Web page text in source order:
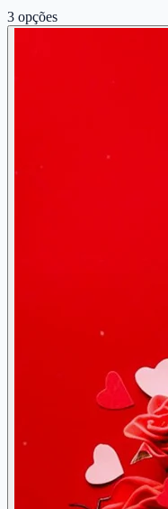
3 opções